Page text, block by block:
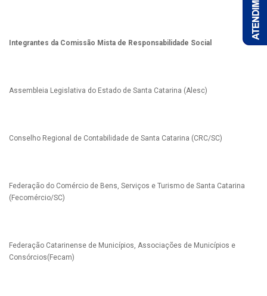
Integrantes da Comissão Mista de Responsabilidade Social
Assembleia Legislativa do Estado de Santa Catarina (Alesc)
Conselho Regional de Contabilidade de Santa Catarina (CRC/SC)
Federação do Comércio de Bens, Serviços e Turismo de Santa Catarina
(Fecomércio/SC)
Federação Catarinense de Municípios, Associações de Municípios e
Consórcios(Fecam)